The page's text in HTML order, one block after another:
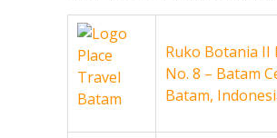
Ruko Botania II
No. 8 – Batam
Batam,